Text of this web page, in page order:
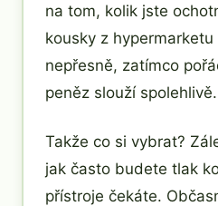
na tom, kolik jste
kousky z
nepřesně, zatímco
peněz slouží spolehlivě.
Takže co si vybrat?
jak často budete tlak
přístroje čekáte.